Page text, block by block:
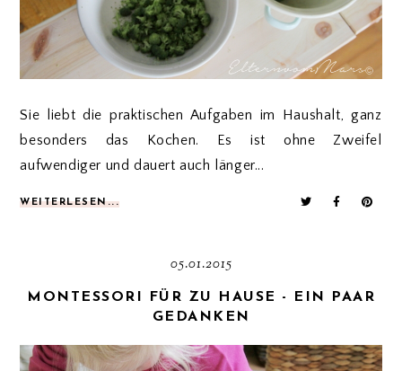
Sie liebt die praktischen Aufgaben im Haushalt, ganz
besonders das Kochen. Es ist ohne Zweifel
aufwendiger und dauert auch länger...
WEITERLESEN...
05.01.2015
MONTESSORI FÜR ZU HAUSE - EIN PAAR
GEDANKEN